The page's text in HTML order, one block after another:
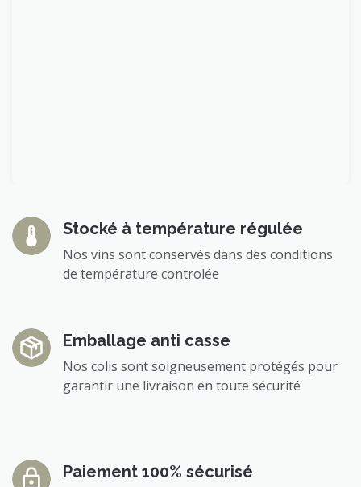
Stocké à température régulée
Nos vins sont conservés dans des conditions
de température controlée
Emballage anti casse
Nos colis sont soigneusement protégés pour
garantir une livraison en toute sécurité
Paiement 100% sécurisé